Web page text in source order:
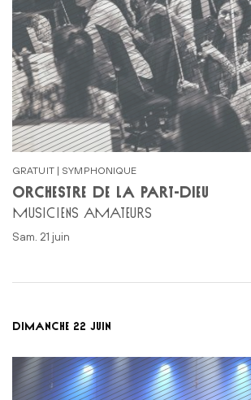
GRATUIT | SYMPHONIQUE
ORCHESTRE DE LA PART-DIEU
MUSICIENS AMATEURS
sam. 21 juin
DIMANCHE 22 JUIN